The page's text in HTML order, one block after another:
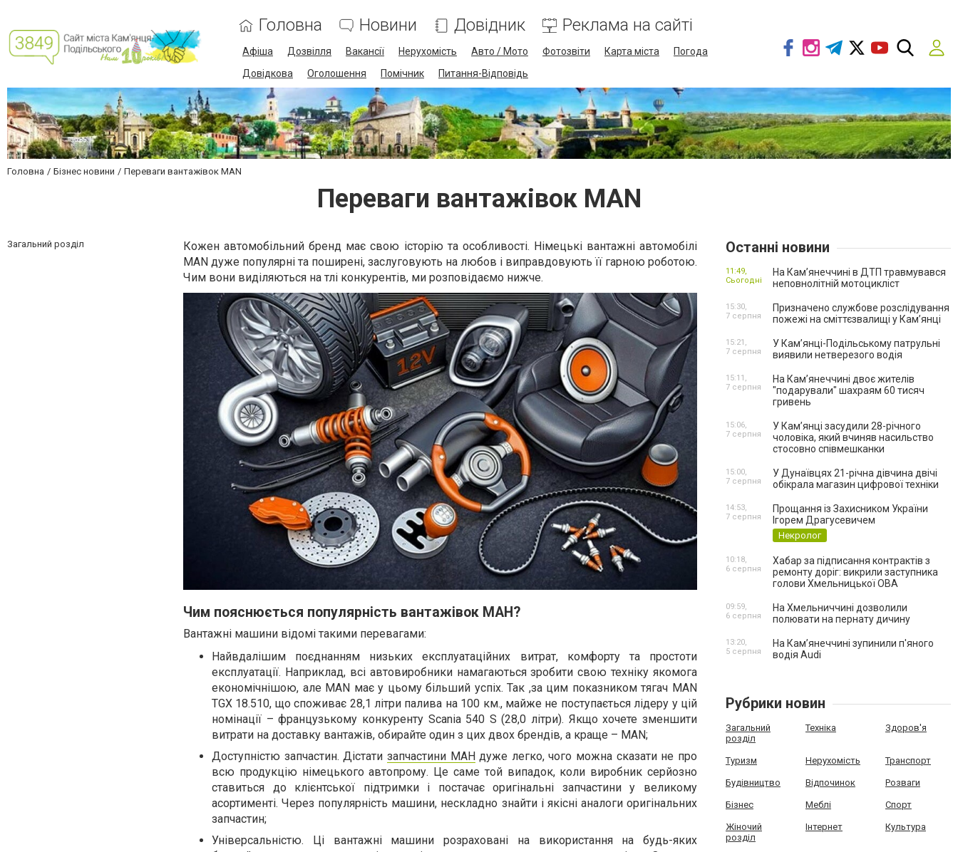
Головна Новини Довідник Реклама на сайті
Афіша Дозвілля Вакансії Нерухомість Авто / Мото Фотозвіти Карта міста
Погода
Довідкова
Оголошення Помічник Питання-Відповідь
Головна Бізнес новини Переваги вантажівок MAN
Переваги вантажівок MAN
Загальний розділ
Кожен автомобільний бренд має свою історію та особливості. Німецькі вантажні автомобілі
MAN дуже популярні та поширені, заслуговують на любов і виправдовують її гарною роботою.
Чим вони виділяються на тлі конкурентів, ми розповідаємо нижче.
Чим пояснюється популярність вантажівок МАН?
Вантажні машини відомі такими перевагами:
Найвдалішим поєднанням низьких експлуатаційних витрат, комфорту та простоти
експлуатації. Наприклад, всі автовиробники намагаються зробити свою техніку якомога
економічнішою, але MAN має у цьому більший успіх. Так ,за цим показником тягач MAN
TGX 18.510, що споживає 28,1 літри палива на 100 км., майже не поступається лідеру у цій
номінації – французькому конкуренту Scania 540 S (28,0 літри). Якщо хочете зменшити
витрати на доставку вантажів, обирайте один з цих двох брендів, а краще – MAN;
Доступністю запчастин. Дістати запчастини МАНдуже легко, чого можна сказати не про
всю продукцію німецького автопрому. Це саме той випадок, коли виробник серйозно
ставиться до клієнтської підтримки і постачає оригінальні запчастини у великому
асортименті. Через популярність машини, нескладно знайти і якісні аналоги оригінальних
запчастин;
Універсальністю. Ці вантажні машини розраховані на використання на будь-яких
Останні новини
На Кам’янеччині в ДТП травмувався
неповнолітній мотоцикліст
11:49,
Сьогодні
Призначено службове розслідування
пожежі на сміттєзвалищі у Кам’янці
15:30,
7 серпня
У Кам’янці-Подільському патрульні
виявили нетверезого водія
15:21,
7 серпня
На Камʼянеччині двоє жителів
"подарували" шахраям 60 тисяч
гривень
15:11,
7 серпня
У Камʼянці засудили 28-річного
чоловіка, який вчиняв насильство
стосовно співмешканки
15:06,
7 серпня
У Дунаївцях 21-річна дівчина двічі
обікрала магазин цифрової техніки
15:00,
7 серпня
Прощання із Захисником України
Ігорем Драгусевичем
Некролог
14:53,
7 серпня
Хабар за підписання контрактів з
ремонту доріг: викрили заступника
голови Хмельницької ОВА
10:18,
6 серпня
На Хмельниччині дозволили
полювати на пернату дичину
09:59,
6 серпня
На Камʼянеччині зупинили п'яного
водія Audi
13:20,
5 серпня
Рубрики новин
Загальний
розділ
Техніка Здоров'я
Туризм Нерухомість Транспорт
Будівництво Відпочинок Розваги
Бізнес Меблі Спорт
Жіночий
розділ
Інтернет Культура